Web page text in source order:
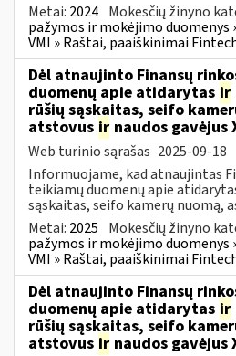
Metai: 2024 Mokesčių žinyno
pažymos ir mokėjimo duomenys
VMI » Raštai, paaiškinimai
Dėl atnaujinto Finansų
duomenų apie atidarytas ir
rūšių sąskaitas, seifo
atstovus ir naudos gavėjus
Web turinio sąrašas 2025-09-18
Informuojame, kad atnaujintas
teikiamų duomenų apie
sąskaitas, seifo kamerų nuomą,
Metai: 2025 Mokesčių žinyno
pažymos ir mokėjimo duomenys
VMI » Raštai, paaiškinimai
Dėl atnaujinto Finansų
duomenų apie atidarytas ir
rūšių sąskaitas, seifo
atstovus ir naudos gavėjus